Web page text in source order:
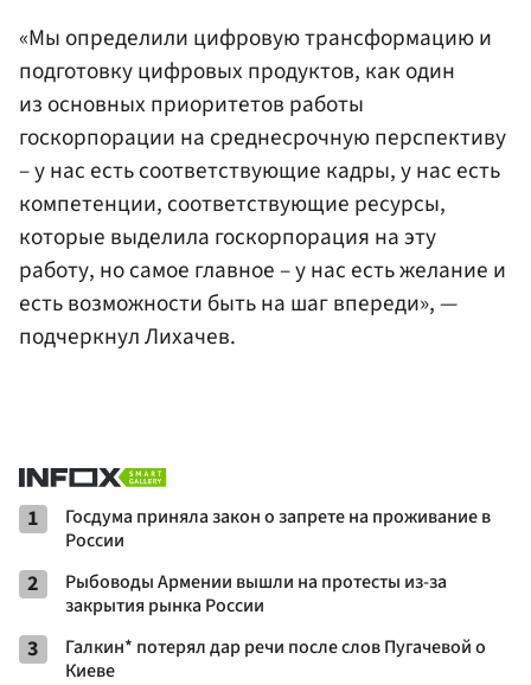
«Мы определили цифровую трансформацию и
подготовку цифровых продуктов, как один
из основных приоритетов работы
госкорпорации на среднесрочную перспективу
– у нас есть соответствующие кадры, у нас есть
компетенции, соответствующие ресурсы,
которые выделила госкорпорация на эту
работу, но самое главное – у нас есть желание и
есть возможности быть на шаг впереди», —
подчеркнул Лихачев.
1
Госдума приняла закон о запрете на проживание в
России
2
Рыбоводы Армении вышли на протесты из-за
закрытия рынка России
3
Галкин* потерял дар речи после слов Пугачевой о
Киеве